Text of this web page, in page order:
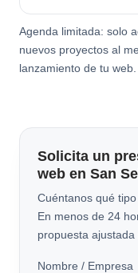
Agenda limitada: solo
nuevos proyectos al
lanzamiento de tu web.
Solicita un
web en San
Cuéntanos qué
En menos de 24
propuesta ajustada
Nombre / Empresa